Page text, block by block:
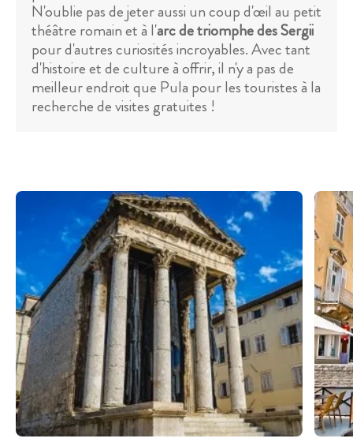
N'oublie pas de jeter aussi un coup d'œil au petit
théâtre romain et à l'arc de triomphe des Sergii
pour d'autres curiosités incroyables. Avec tant
d'histoire et de culture à offrir, il n'y a pas de
meilleur endroit que Pula pour les touristes à la
recherche de visites gratuites !